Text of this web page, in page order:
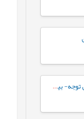
مقایسه پروفایل هوشی کودکان مبتلا به نارسایی توجه- بیش‌فعالی با کودکان عادی براساس شاخص‌های جانبی و مکمل آزمون WISC-V